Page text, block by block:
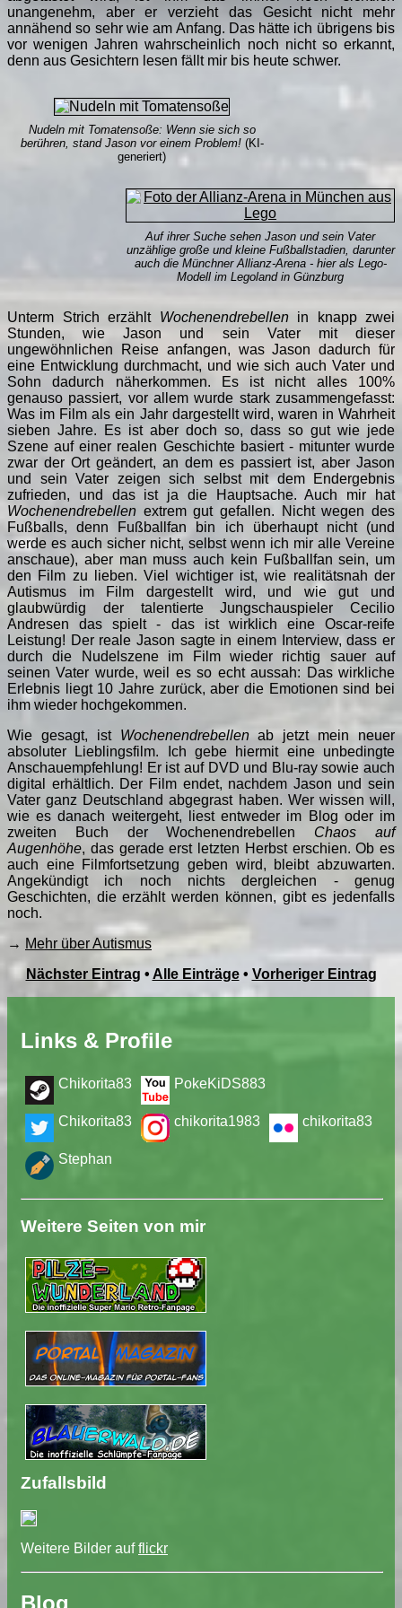
unangenehm, aber er verzieht das Gesicht nicht mehr
annähend so sehr wie am Anfang. Das hätte ich übrigens bis
vor wenigen Jahren wahrscheinlich noch nicht so erkannt,
denn aus Gesichtern lesen fällt mir bis heute schwer.
Nudeln mit Tomatensoße: Wenn sie sich so
berühren, stand Jason vor einem Problem!(KI-
generiert)
Auf ihrer Suche sehen Jason und sein Vater
unzählige große und kleine Fußballstadien, darunter
auch die Münchner Allianz-Arena - hier als Lego-
Modell im Legoland in Günzburg
Unterm Strich erzählt Wochenendrebellenin knapp zwei
Stunden, wie Jason und sein Vater mit dieser
ungewöhnlichen Reise anfangen, was Jason dadurch für
eine Entwicklung durchmacht, und wie sich auch Vater und
Sohn dadurch näherkommen. Es ist nicht alles 100%
genauso passiert, vor allem wurde stark zusammengefasst:
Was im Film als ein Jahr dargestellt wird, waren in Wahrheit
sieben Jahre. Es ist aber doch so, dass so gut wie jede
Szene auf einer realen Geschichte basiert - mitunter wurde
zwar der Ort geändert, an dem es passiert ist, aber Jason
und sein Vater zeigen sich selbst mit dem Endergebnis
zufrieden, und das ist ja die Hauptsache. Auch mir hat
Wochenendrebellen extrem gut gefallen. Nicht wegen des
Fußballs, denn Fußballfan bin ich überhaupt nicht (und
werde es auch sicher nicht, selbst wenn ich mir alle Vereine
anschaue), aber man muss auch kein Fußballfan sein, um
den Film zu lieben. Viel wichtiger ist, wie realitätsnah der
Autismus im Film dargestellt wird, und wie gut und
glaubwürdig der talentierte Jungschauspieler Cecilio
Andresen das spielt - das ist wirklich eine Oscar-reife
Leistung! Der reale Jason sagte in einem Interview, dass er
durch die Nudelszene im Film wieder richtig sauer auf
seinen Vater wurde, weil es so echt aussah: Das wirkliche
Erlebnis liegt 10 Jahre zurück, aber die Emotionen sind bei
ihm wieder hochgekommen.
Wie gesagt, ist Wochenendrebellenab jetzt mein neuer
absoluter Lieblingsfilm. Ich gebe hiermit eine unbedingte
Anschauempfehlung! Er ist auf DVD und Blu-ray sowie auch
digital erhältlich. Der Film endet, nachdem Jason und sein
Vater ganz Deutschland abgegrast haben. Wer wissen will,
wie es danach weitergeht, liest entweder im Blog oder im
zweiten Buch der Wochenendrebellen Chaos auf
Augenhöhe, das gerade erst letzten Herbst erschien. Ob es
auch eine Filmfortsetzung geben wird, bleibt abzuwarten.
Angekündigt ich noch nichts dergleichen - genug
Geschichten, die erzählt werden können, gibt es jedenfalls
noch.
→ Mehr über Autismus
Nächster Eintrag • Alle Einträge• Vorheriger Eintrag
Links & Profile
Chikorita83 PokeKiDS883
Chikorita83 chikorita1983 chikorita83
Stephan
Weitere Seiten von mir
Zufallsbild
Weitere Bilder aufflickr
Blog